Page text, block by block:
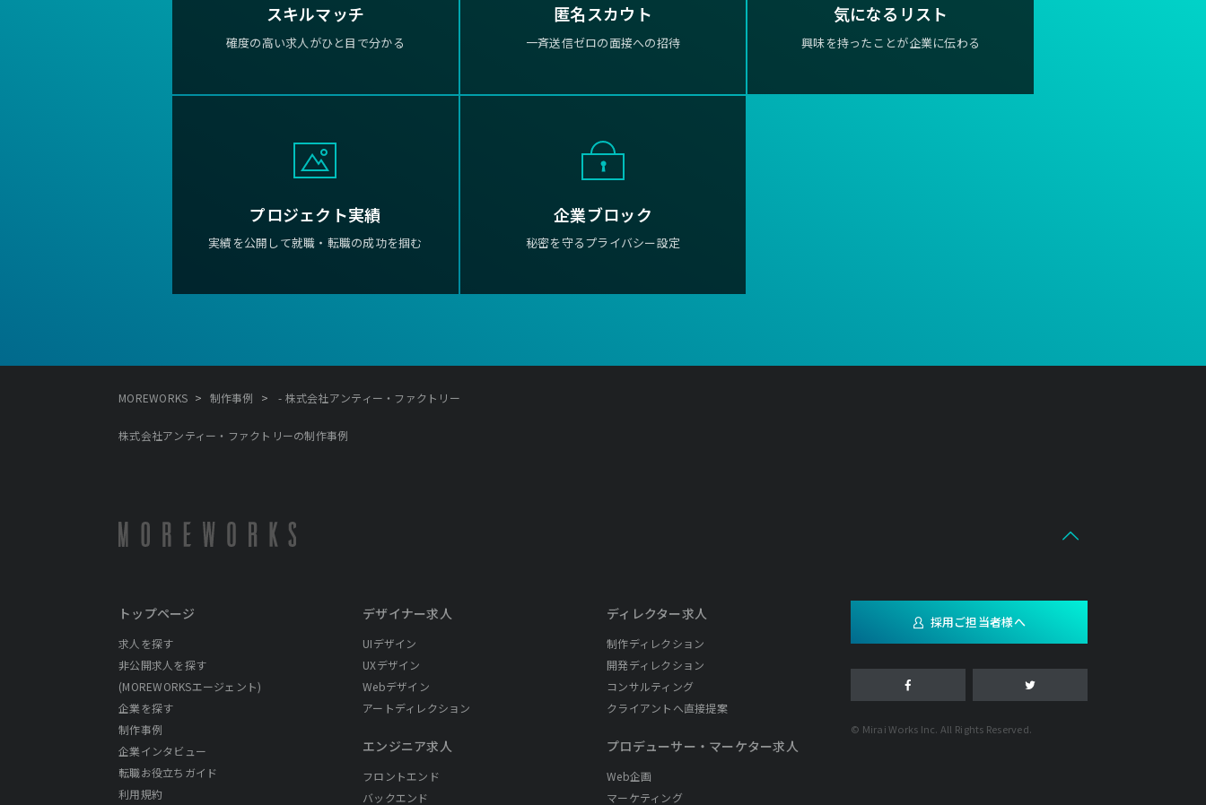
スキルマッチ
確度の高い求人がひと目で分かる
匿名スカウト
一斉送信ゼロの面接への招待
気になるリスト
興味を持ったことが企業に伝わる
プロジェクト実績
実績を公開して就職・転職の成功を掴む
企業ブロック
秘密を守るプライバシー設定
MOREWORKS > 制作事例 > - 株式会社アンティー・ファクトリー
株式会社アンティー・ファクトリーの制作事例
トップページ
求人を探す
非公開求人を探す
(MOREWORKSエージェント)
企業を探す
制作事例
企業インタビュー
転職お役立ちガイド
利用規約
デザイナー求人
UIデザイン
UXデザイン
Webデザイン
アートディレクション
エンジニア求人
フロントエンド
バックエンド
ディレクター求人
制作ディレクション
開発ディレクション
コンサルティング
クライアントへ直接提案
プロデューサー・ マーケター求人
Web企画
マーケティング
採用ご担当者様へ
© Mirai Works Inc. All Rights Reserved.